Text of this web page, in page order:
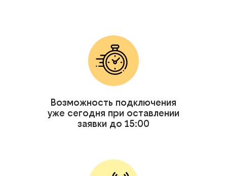
Возможность подключения
уже сегодня при оставлении
заявки до 15:00